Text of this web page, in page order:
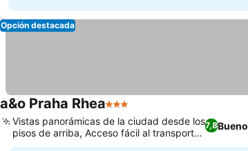
Opción destacada
a&o Praha Rhea3 Estrellas
7,8Bueno
Vistas panorámicas de la ciudad desde los
pisos de arriba, Acceso fácil al transporte
público